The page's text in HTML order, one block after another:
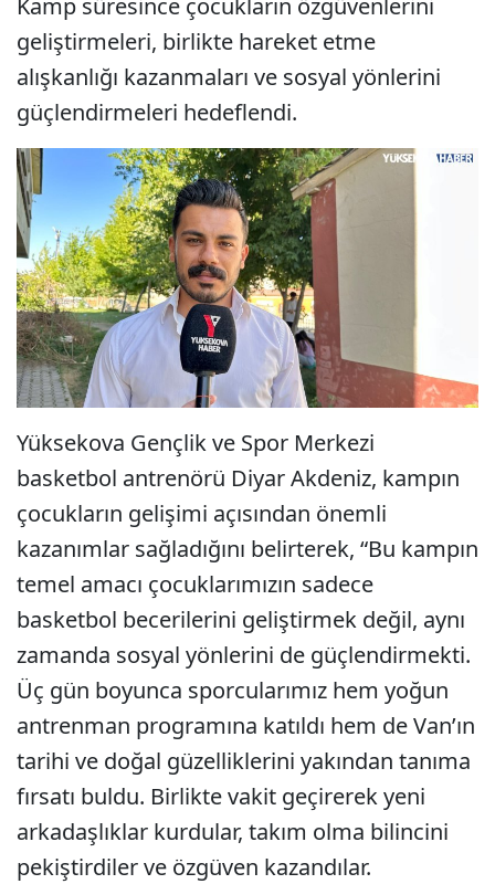
Kamp süresince çocukların özgüvenlerini
geliştirmeleri, birlikte hareket etme
alışkanlığı kazanmaları ve sosyal yönlerini
güçlendirmeleri hedeflendi.
Yüksekova Gençlik ve Spor Merkezi
basketbol antrenörü Diyar Akdeniz, kampın
çocukların gelişimi açısından önemli
kazanımlar sağladığını belirterek, “Bu kampın
temel amacı çocuklarımızın sadece
basketbol becerilerini geliştirmek değil, aynı
zamanda sosyal yönlerini de güçlendirmekti.
Üç gün boyunca sporcularımız hem yoğun
antrenman programına katıldı hem de Van’ın
tarihi ve doğal güzelliklerini yakından tanıma
fırsatı buldu. Birlikte vakit geçirerek yeni
arkadaşlıklar kurdular, takım olma bilincini
pekiştirdiler ve özgüven kazandılar.